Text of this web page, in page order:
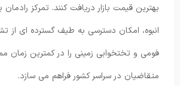
بهترین قیمت بازار دریافت کنند. تمرکز
انبوه، امکان دسترسی به طیف گسترده ای از
فومی و تختخوابی زمینی را در کمترین زمان
متقاضیان در سراسر کشور فراهم می سازد.